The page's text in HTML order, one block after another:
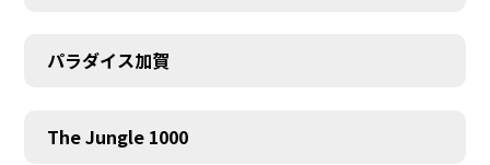
パラダイス加賀
The Jungle 1000